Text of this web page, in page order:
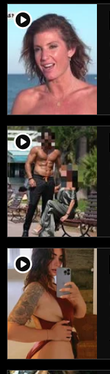
player2
player2
player2